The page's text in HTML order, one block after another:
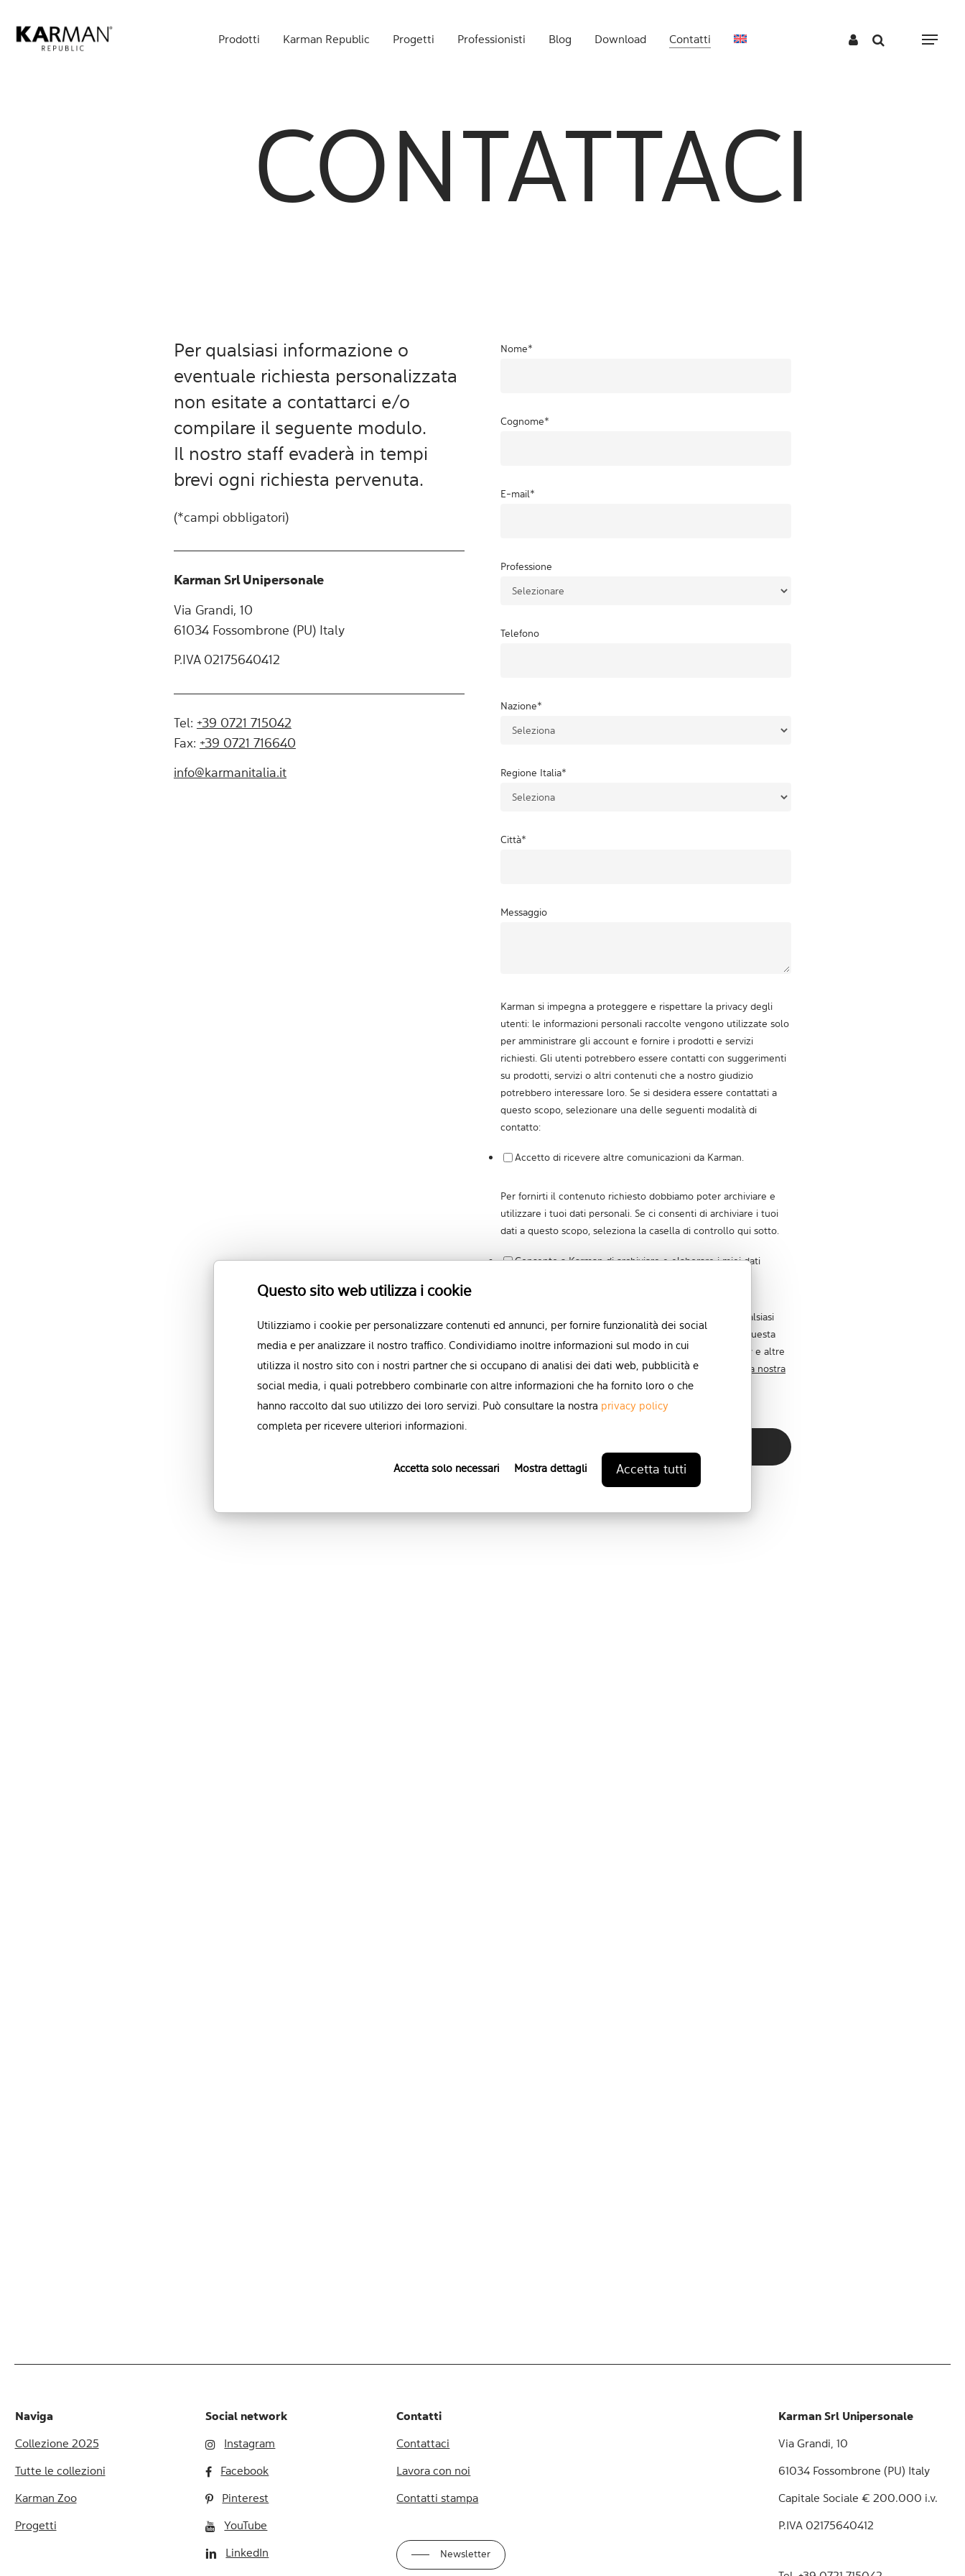
Questo sito web utilizza i cookie
Utilizziamo i cookie per personalizzare contenuti ed annunci, per fornire funzionalità dei social
media e per analizzare il nostro traffico. Condividiamo inoltre informazioni sul modo in cui
utilizza il nostro sito con i nostri partner che si occupano di analisi dei dati web, pubblicità e
social media, i quali potrebbero combinarle con altre informazioni che ha fornito loro o che
hanno raccolto dal suo utilizzo dei loro servizi. Può consultare la nostra privacy policy
completa per ricevere ulteriori informazioni.
Accetta solo necessari Mostra dettagli Accetta tutti
Prodotti Karman Republic Progetti Professionisti Blog Download Contatti Menu
CONTATTACI
Per qualsiasi informazione o
eventuale richiesta personalizzata
non esitate a contattarci e/o
compilare il seguente modulo.
Il nostro staff evaderà in tempi
brevi ogni richiesta pervenuta.
(*campi obbligatori)
Karman Srl Unipersonale
Via Grandi, 10
61034 Fossombrone (PU) Italy
P.IVA 02175640412
Tel: +39 0721 715042
Fax: +39 0721 716640
info@karmanitalia.it
Nome*
Cognome*
E-mail*
Professione
Telefono
Nazione*
Regione Italia*
Città*
Messaggio
Karman si impegna a proteggere e rispettare la privacy degli
utenti: le informazioni personali raccolte vengono utilizzate solo
per amministrare gli account e fornire i prodotti e servizi
richiesti. Gli utenti potrebbero essere contatti con suggerimenti
su prodotti, servizi o altri contenuti che a nostro giudizio
potrebbero interessare loro. Se si desidera essere contattati a
questo scopo, selezionare una delle seguenti modalità di
contatto:
Accetto di ricevere altre comunicazioni da Karman.
Per fornirti il contenuto richiesto dobbiamo poter archiviare e
utilizzare i tuoi dati personali. Se ci consenti di archiviare i tuoi
dati a questo scopo, seleziona la casella di controllo qui sotto.
Consento a Karman di archiviare e elaborare i miei dati
Puoi annullare l'iscrizione a queste comunicazioni in qualsiasi
momento. Per ulteriori informazioni su come eseguire questa
operazione, consultare le nostre normative sulla privacy e altre
indicazioni su protezione e rispetto della privacy,
leggi la nostra
Informativa sulla privacy
Naviga
Collezione 2025
Tutte le collezioni
Karman Zoo
Progetti
Social network
Instagram
Facebook
Pinterest
YouTube
LinkedIn
Contatti
Contattaci
Lavora con noi
Contatti stampa
Newsletter
Karman Srl Unipersonale
Via Grandi, 10
61034 Fossombrone (PU) Italy
Capitale Sociale € 200.000 i.v.
P.IVA 02175640412